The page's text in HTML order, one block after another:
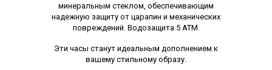
минеральным стеклом, обеспечивающим
надежную защиту от царапин и механических
повреждений. Водозащита 5 АТМ.
Эти часы станут идеальным дополнением к
вашему стильному образу.